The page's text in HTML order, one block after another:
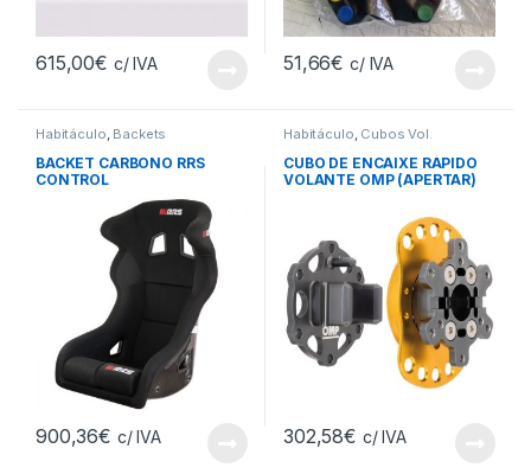
615,00€ c/ IVA 51,66€ c/ IVA
Habitáculo Backets
BACKET CARBONO RRS
CONTROL
900,36€ c/ IVA
Habitáculo Cubos Vol.
CUBO DE ENCAIXE RÁPIDO
VOLANTE OMP (APERTAR)
302,58€ c/ IVA